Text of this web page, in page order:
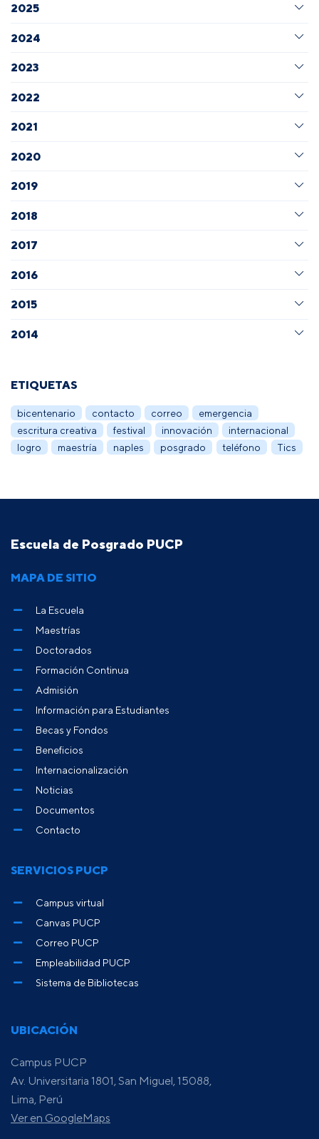
2025
2024
2023
2022
2021
2020
2019
2018
2017
2016
2015
2014
ETIQUETAS
bicentenario contacto correo
emergencia
escritura creativa
festival innovación
internacional
logro
maestría naples posgrado teléfono Tics
Escuela de Posgrado PUCP
UBICACIÓN
Campus PUCP
Av. Universitaria 1801, San Miguel, 15088,
Lima, Perú
Ver en GoogleMaps
MAPA DE SITIO
La Escuela
Maestrías
Doctorados
Formación Continua
Admisión
Información para Estudiantes
Becas y Fondos
Beneficios
Internacionalización
Noticias
Documentos
Contacto
SERVICIOS PUCP
Campus virtual
Canvas PUCP
Correo PUCP
Empleabilidad PUCP
Sistema de Bibliotecas